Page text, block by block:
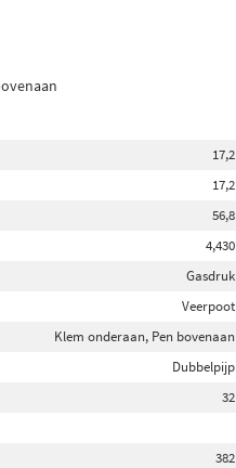
17,2
17,2
56,8
4,430
Gasdruk
Veerpoot
Klem onderaan, Pen bovenaan
Dubbelpijp
32
382